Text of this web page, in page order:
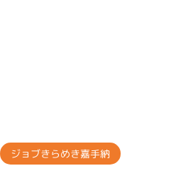
ジョブきらめき嘉手納